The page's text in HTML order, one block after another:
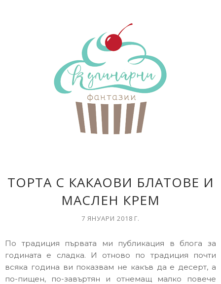
ТОРТА С КАКАОВИ БЛАТОВЕ И
МАСЛЕН КРЕМ
7 ЯНУАРИ 2018 Г.
По традиция първата ми публикация в блога за
годината е сладка. И отново по традиция почти
всяка година ви показвам не какъв да е десерт, а
по-пищен, по-завъртян и отнемащ малко повече